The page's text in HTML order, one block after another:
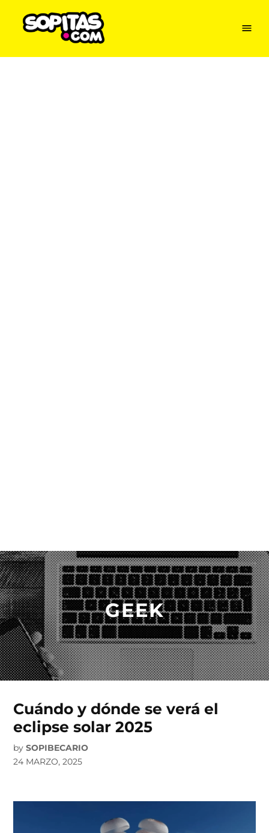
Skip
to
content
Menu
GEEK
Cuándo y dónde se verá el
eclipse solar 2025
by SOPIBECARIO
24 MARZO, 2025